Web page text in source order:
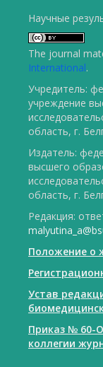
Научные
The journal
International.
Учредитель:
учреждение
область, г.
Издатель:
высшего
область, г.
Редакция:
Положение о
Устав
Приказ № 60-
коллегии